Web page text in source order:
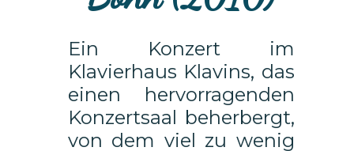
Ein Konzert im
Klavierhaus Klavins, das
einen hervorragenden
Konzertsaal beherbergt,
von dem viel zu wenig